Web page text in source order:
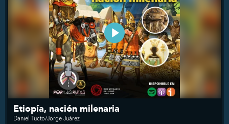
Etiopía, nación milenaria
Daniel Tucto/Jorge Juárez